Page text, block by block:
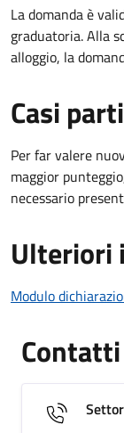
La domanda è
graduatoria. Alla
alloggio, la
Casi
Per far valere
maggior
necessario
Ulteriori
Modulo
Contatti